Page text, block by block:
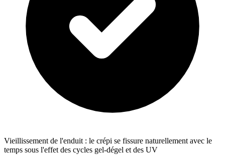
Vieillissement de l'enduit : le crépi se fissure naturellement avec le
temps sous l'effet des cycles gel-dégel et des UV